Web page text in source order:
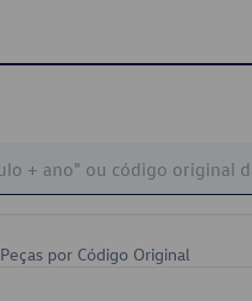
Peças por Código Original